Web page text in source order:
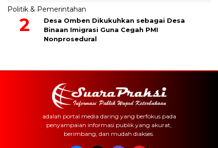
Politik & Pemerintahan
Desa Omben Dikukuhkan sebagai Desa
Binaan Imigrasi Guna Cegah PMI
Nonprosedural
adalah portal media daring yang berfokus pada
penyampaian informasi publik yang akurat,
berimbang, dan mudah diakses.